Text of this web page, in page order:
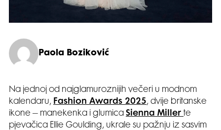
Paola Boziković
Na jednoj od najglamuroznijih večeri u modnom
kalendaru, Fashion Awards 2025, dvije britanske
ikone – manekenka i glumica Sienna Miller te
pjevačica Ellie Goulding, ukrale su pažnju iz sasvim